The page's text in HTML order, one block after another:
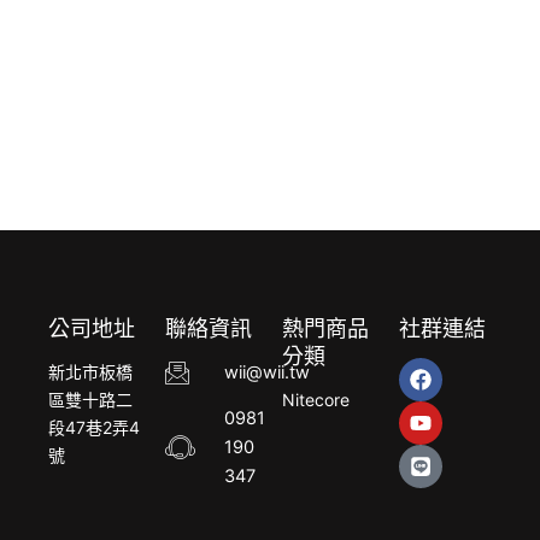
公司地址
新北市板橋
區雙十路二
段47巷2弄4
號
聯絡資訊
wii@wii.tw
0981
190
347
熱門商品
分類
Nitecore
社群連結
F
a
c
e
b
o
o
Y
o
u
t
u
b
e
L
i
n
e